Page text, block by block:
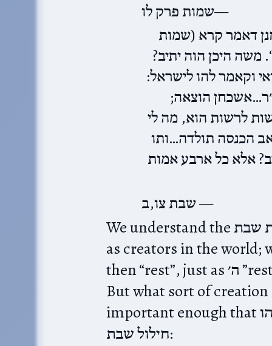
שמות פרק לו
דאמר קרא (שמות
משה היכן הוה יתיב?
וקאמר להו לישראל:
הוצאה;
לרשות הוא, מה לי
אב הכנסה תולדה…ותו
אלא כל ארבע אמות
שבת צו,ב
We understand the מלאכות שבת as representing our “job”
as creators in the world;
then “rest”, just as ה׳ ”rested“ on שבת from His creation.
But what sort of
important enough that ירמיהו considers it the exemplar of
חילול שבת: